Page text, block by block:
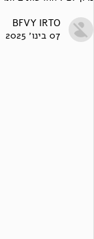
BFVY IRTO
07 בינו׳ 2025